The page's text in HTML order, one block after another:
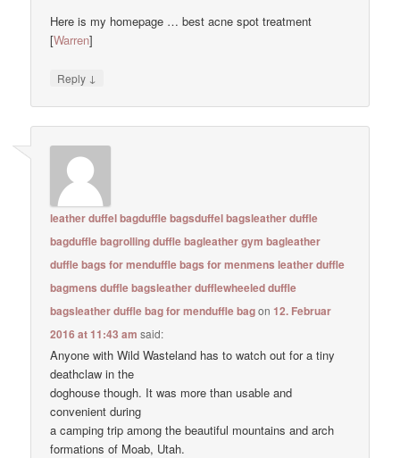
Here is my homepage … best acne spot treatment
[Warren]
Reply ↓
leather duffel bagduffle bagsduffel bagsleather duffle
bagduffle bagrolling duffle bagleather gym bagleather
duffle bags for menduffle bags for menmens leather duffle
bagmens duffle bagsleather dufflewheeled duffle
bagsleather duffle bag for menduffle bagon12. Februar
2016 at 11:43 am said:
Anyone with Wild Wasteland has to watch out for a tiny
deathclaw in the
doghouse though. It was more than usable and
convenient during
a camping trip among the beautiful mountains and arch
formations of Moab, Utah.